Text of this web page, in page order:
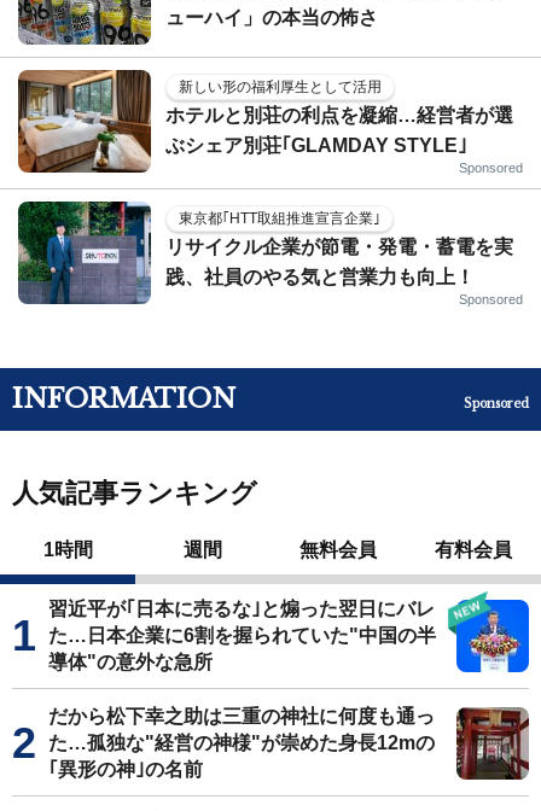
ューハイ」の本当の怖さ
新しい形の福利厚生として活用
ホテルと別荘の利点を凝縮…経営者が選
ぶシェア別荘｢GLAMDAY STYLE｣
Sponsored
東京都｢HTT取組推進宣言企業｣
リサイクル企業が節電・発電・蓄電を実
践、社員のやる気と営業力も向上！
Sponsored
INFORMATION Sponsored
人気記事ランキング
1時間 週間 無料会員 有料会員
習近平が｢日本に売るな｣と煽った翌日にバレ
た…日本企業に6割を握られていた"中国の半
導体"の意外な急所
だから松下幸之助は三重の神社に何度も通っ
た…孤独な"経営の神様"が崇めた身長12mの
｢異形の神｣の名前